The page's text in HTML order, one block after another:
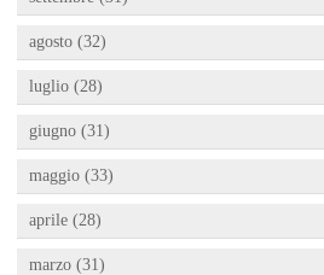
agosto (32)
luglio (28)
giugno (31)
maggio (33)
aprile (28)
marzo (31)